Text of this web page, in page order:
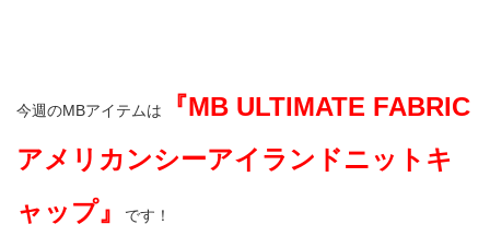
今週のMBアイテムは
『MB ULTIMATE FABRIC
アメリカンシーアイランドニットキ
ャップ』
です！